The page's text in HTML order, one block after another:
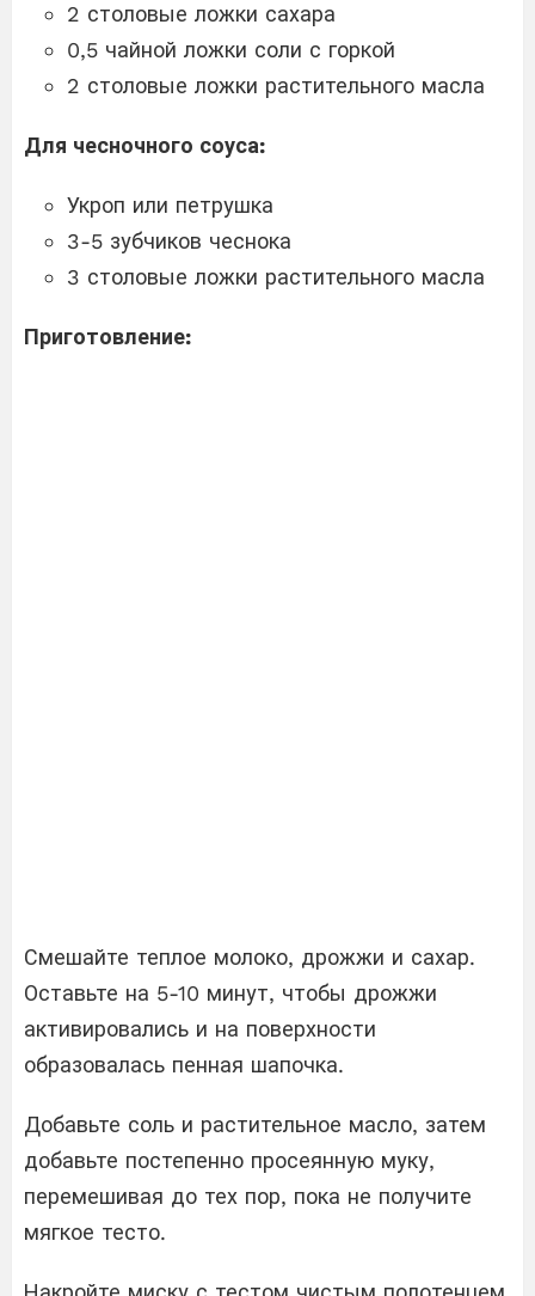
2 столовые ложки сахара
0,5 чайной ложки соли с горкой
2 столовые ложки растительного масла
Для чесночного соуса:
Укроп или петрушка
3-5 зубчиков чеснока
3 столовые ложки растительного масла
Приготовление:
Смешайте теплое молоко, дрожжи и сахар.
Оставьте на 5-10 минут, чтобы дрожжи
активировались и на поверхности
образовалась пенная шапочка.
Добавьте соль и растительное масло, затем
добавьте постепенно просеянную муку,
перемешивая до тех пор, пока не получите
мягкое тесто.